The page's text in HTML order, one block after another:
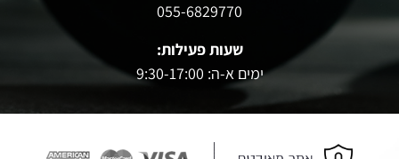
055-6829770
שעות פעילות:
ימים א-ה: 9:30-17:00